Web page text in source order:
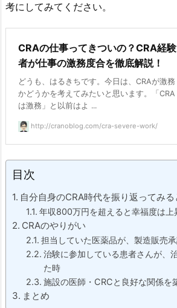
考にしてみてください。
CRAの仕事ってきついの？CRA経験
者が仕事の激務度合を徹底解説！
どうも、はるきちです。今日は、CRAが激務
かどうかを考えてみたいと思います。「CRA
は激務」と以前はよ ...
http://cranoblog.com/cra-severe-work/
目次
自分自身のCRA時代を振り返ってみ
年収800万円を超えると幸福度は上
CRAのやりがい
担当していた医薬品が、製造販売
治験に参加している患者さんが、
た時
施設の医師・CRCと良好な関係を
まとめ